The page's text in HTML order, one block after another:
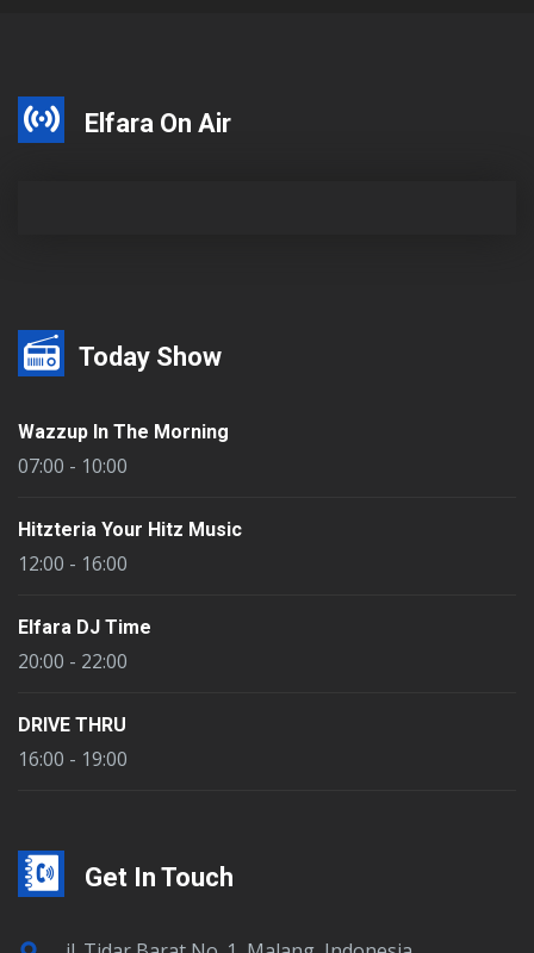
Elfara On Air
Today Show
Wazzup In The Morning
07:00 - 10:00
Hitzteria Your Hitz Music
12:00 - 16:00
Elfara DJ Time
20:00 - 22:00
DRIVE THRU
16:00 - 19:00
Get In Touch